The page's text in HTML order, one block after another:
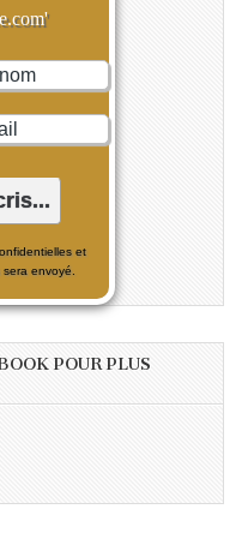
et
envoyé.
POUR PLUS